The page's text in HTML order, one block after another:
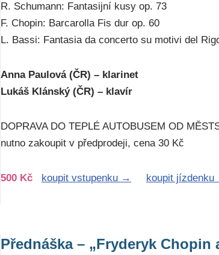
R. Schumann: Fantasijní kusy op. 73
F. Chopin: Barcarolla Fis dur op. 60
L. Bassi: Fantasia da concerto su motivi del
Anna Paulová (ČR) – klarinet
Lukáš Klánský (ČR) – klavír
DOPRAVA DO TEPLÉ AUTOBUSEM OD
nutno zakoupit v předprodeji, cena 30 Kč
500 Kč koupit vstupenku → koupit jízdenku
Přednáška – „Fryderyk Chopin